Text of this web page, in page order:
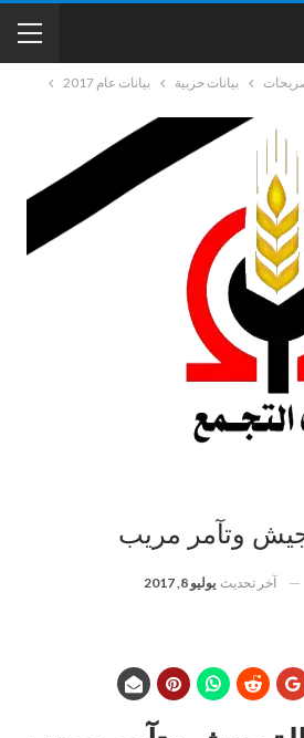
بيانات حزبية بيانات عام 2017
وتآمر مريب
آخر تحديث يوليو 8, 2017